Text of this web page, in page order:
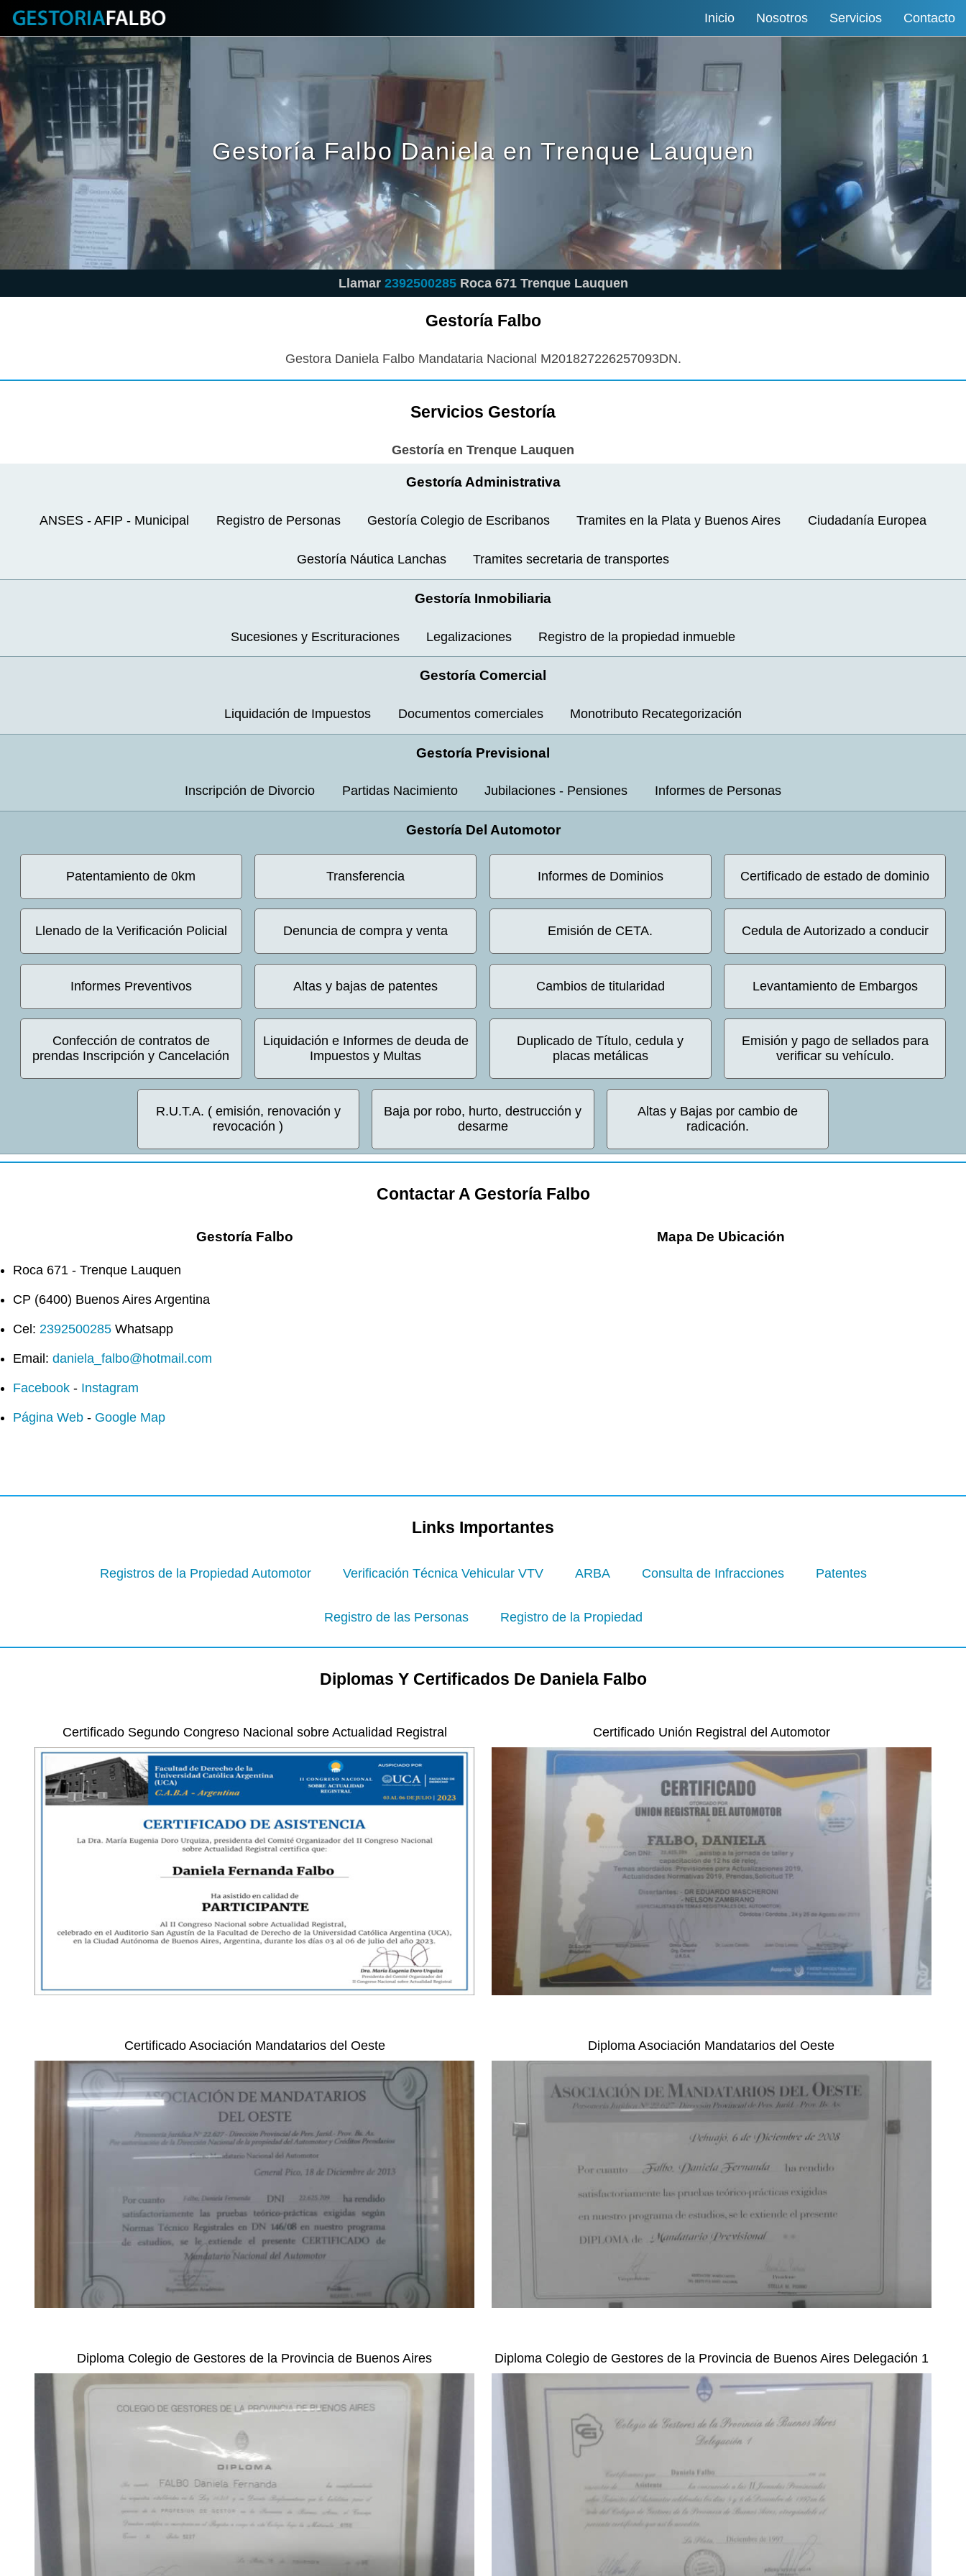
Inicio Nosotros Servicios Contacto
Gestoría Falbo Daniela en Trenque Lauquen
Llamar 2392500285 Roca 671 Trenque Lauquen
Gestoría Falbo
Gestora Daniela Falbo Mandataria Nacional M201827226257093DN.
Servicios Gestoría
Gestoría en Trenque Lauquen
Gestoría Administrativa
ANSES - AFIP - Municipal Registro de Personas Gestoría Colegio de Escribanos Tramites en la Plata y Buenos Aires Ciudadanía Europea
Gestoría Náutica Lanchas Tramites secretaria de transportes
Gestoría Inmobiliaria
Sucesiones y Escrituraciones Legalizaciones Registro de la propiedad inmueble
Gestoría Comercial
Liquidación de Impuestos Documentos comerciales Monotributo Recategorización
Gestoría Previsional
Inscripción de Divorcio Partidas Nacimiento Jubilaciones - Pensiones Informes de Personas
Gestoría Del Automotor
Patentamiento de 0km Transferencia Informes de Dominios Certificado de estado de dominio
Llenado de la Verificación Policial Denuncia de compra y venta Emisión de CETA. Cedula de Autorizado a conducir
Informes Preventivos Altas y bajas de patentes Cambios de titularidad Levantamiento de Embargos
Confección de contratos de
prendas Inscripción y Cancelación
Liquidación e Informes de deuda de
Impuestos y Multas
Duplicado de Título, cedula y
placas metálicas
Emisión y pago de sellados para
verificar su vehículo.
R.U.T.A. ( emisión, renovación y
revocación )
Baja por robo, hurto, destrucción y
desarme
Altas y Bajas por cambio de
radicación.
Contactar A Gestoría Falbo
Gestoría Falbo
Roca 671 - Trenque Lauquen
CP (6400) Buenos Aires Argentina
Cel:2392500285 Whatsapp
Email:daniela_falbo@hotmail.com
Facebook - Instagram
Página Web - Google Map
Mapa De Ubicación
Links Importantes
Registros de la Propiedad Automotor Verificación Técnica Vehicular VTV ARBA Consulta de Infracciones Patentes
Registro de las Personas Registro de la Propiedad
Diplomas Y Certificados De Daniela Falbo
Certificado Segundo Congreso Nacional sobre Actualidad Registral Certificado Unión Registral del Automotor
Certificado Asociación Mandatarios del Oeste Diploma Asociación Mandatarios del Oeste
Diploma Colegio de Gestores de la Provincia de Buenos Aires Diploma Colegio de Gestores de la Provincia de Buenos Aires Delegación 1